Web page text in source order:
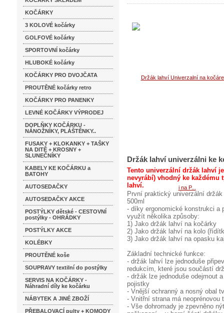
KOČÁRKY
3 KOLOVÉ kočárky
GOLFOVÉ kočárky
SPORTOVNÍ kočárky
HLUBOKÉ kočárky
KOČÁRKY PRO DVOJČATA
PROUTĚNÉ kočárky retro
KOČÁRKY PRO PANENKY
LEVNÉ KOČÁRKY VÝPRODEJ
DOPLŇKY KOČÁRKU -
NÁNOŽNÍKY, PLÁŠTĚNKY..
FUSAKY + KLOKANKY + TAŠKY
NA DITĚ + KROSNY +
SLUNEČNÍKY
KABELY KE KOČÁRKU a
BATOHY
AUTOSEDAČKY
AUTOSEDAČKY AKCE
POSTÝLKY dětské - CESTOVNÍ
postýlky - OHRÁDKY
POSTÝLKY AKCE
KOLÉBKY
PROUTĚNÉ koše
SOUPRAVY textilní do postýlky
SERVIS NA KOČÁRKY -
Náhradní díly ke kočárku
NÁBYTEK A JINÉ ZBOŽÍ
PŘEBALOVACÍ pulty + KOMODY
Držák lahví univerzálni ke
Tento univerzální držák lahví
nevyrábí) vhodný ke každému
lahví.
První praktický univerzální
500ml
- díky ergonomické konstrukci a
využít několika způsoby:
1) Jako držák lahví na kočárky
2) Jako držák lahví na kolo
3) Jako držák lahví na opasku
Základní technické funkce:
- držák lahví lze jednoduše
redukcím, které jsou součástí
- držák lze jednoduše odejmout
pojistky
- Vnější ochranný a nosný obal
- Vnitřní strana má neoprénovou
- Vše dohromady je zpevněno